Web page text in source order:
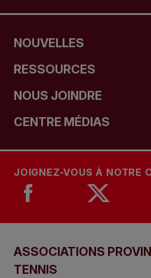
NOUVELLES
RESSOURCES
NOUS JOINDRE
CENTRE MÉDIAS
JOIGNEZ-VOUS À NOTRE
ASSOCIATIONS
TENNIS